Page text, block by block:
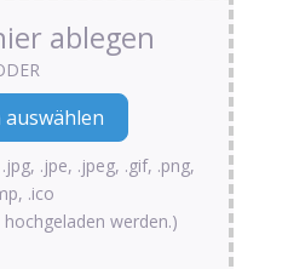
ablegen
.jpe, .jpeg, .gif, .png,
.ico
werden.)